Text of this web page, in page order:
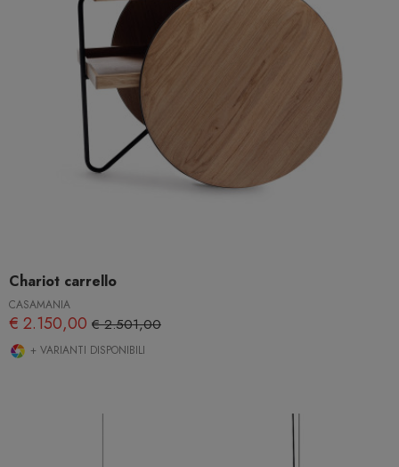
Chariot carrello
CASAMANIA
€ 2.150,00 € 2.501,00
+ VARIANTI DISPONIBILI